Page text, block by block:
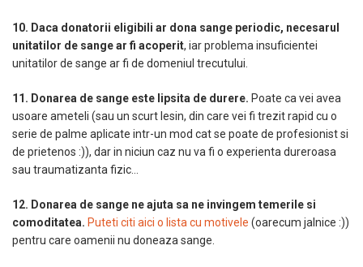
10. Daca donatorii eligibili ar dona sange periodic, necesarul
unitatilor de sange ar fi acoperit, iar problema insuficientei
unitatilor de sange ar fi de domeniul trecutului.
11. Donarea de sange este lipsita de durere. Poate ca vei avea
usoare ameteli (sau un scurt lesin, din care vei fi trezit rapid cu o
serie de palme aplicate intr-un mod cat se poate de profesionist si
de prietenos :)), dar in niciun caz nu va fi o experienta dureroasa
sau traumatizanta fizic…
12. Donarea de sange ne ajuta sa ne invingem temerile si
comoditatea. Puteti citi aici o lista cu motivele (oarecum jalnice :))
pentru care oamenii nu doneaza sange.